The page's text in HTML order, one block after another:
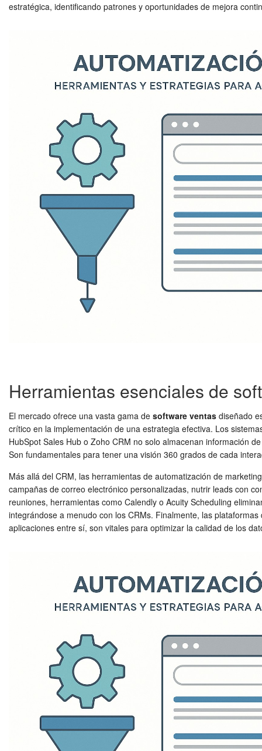
estratégica, identificando patrones y oportunidades de mejora
Herramientas esenciales de
El mercado ofrece una vasta gama de software ventas diseñado
crítico en la implementación de una estrategia efectiva. Los
HubSpot Sales Hub o Zoho CRM no solo almacenan información
Son fundamentales para tener una visión 360 grados de cada
Más allá del CRM, las herramientas de automatización de
campañas de correo electrónico personalizadas, nutrir leads con
reuniones, herramientas como Calendly o Acuity Scheduling
integrándose a menudo con los CRMs. Finalmente, las
aplicaciones entre sí, son vitales para optimizar la calidad de los